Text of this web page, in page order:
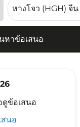
หาข้อเสนอ
ดูข้อเสนอ
นอ